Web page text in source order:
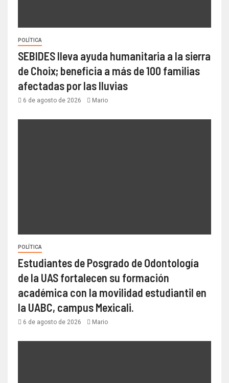
POLÍTICA
SEBIDES lleva ayuda humanitaria a la sierra
de Choix; beneficia a más de 100 familias
afectadas por las lluvias
6 de agosto de 2026 Mario
POLÍTICA
Estudiantes de Posgrado de Odontología
de la UAS fortalecen su formación
académica con la movilidad estudiantil en
la UABC, campus Mexicali.
6 de agosto de 2026 Mario